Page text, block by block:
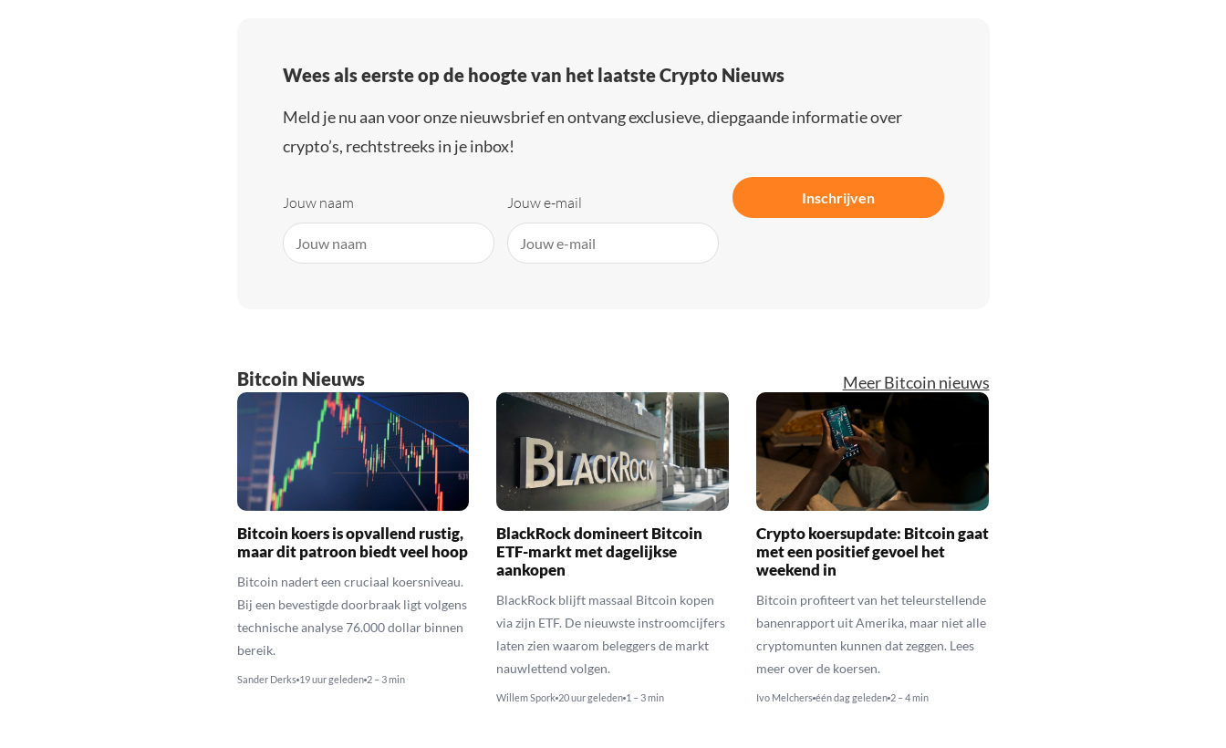
Wees als eerste op de hoogte van het laatste Crypto Nieuws
Meld je nu aan voor onze nieuwsbrief en ontvang exclusieve, diepgaande informatie over
crypto’s, rechtstreeks in je inbox!
Jouw naam Jouw e-mail Inschrijven
Bitcoin Nieuws Meer Bitcoin nieuws
Bitcoin koers is opvallend rustig,
maar dit patroon biedt veel hoop
Bitcoin nadert een cruciaal koersniveau.
Bij een bevestigde doorbraak ligt volgens
technische analyse 76.000 dollar binnen
bereik.
Sander Derks 19 uur geleden 2 – 3 min
BlackRock domineert Bitcoin
ETF-markt met dagelijkse
aankopen
BlackRock blijft massaal Bitcoin kopen
via zijn ETF. De nieuwste instroomcijfers
laten zien waarom beleggers de markt
nauwlettend volgen.
Willem Spork 20 uur geleden 1 – 3 min
Crypto koersupdate: Bitcoin gaat
met een positief gevoel het
weekend in
Bitcoin profiteert van het teleurstellende
banenrapport uit Amerika, maar niet alle
cryptomunten kunnen dat zeggen. Lees
meer over de koersen.
Ivo Melchers één dag geleden 2 – 4 min